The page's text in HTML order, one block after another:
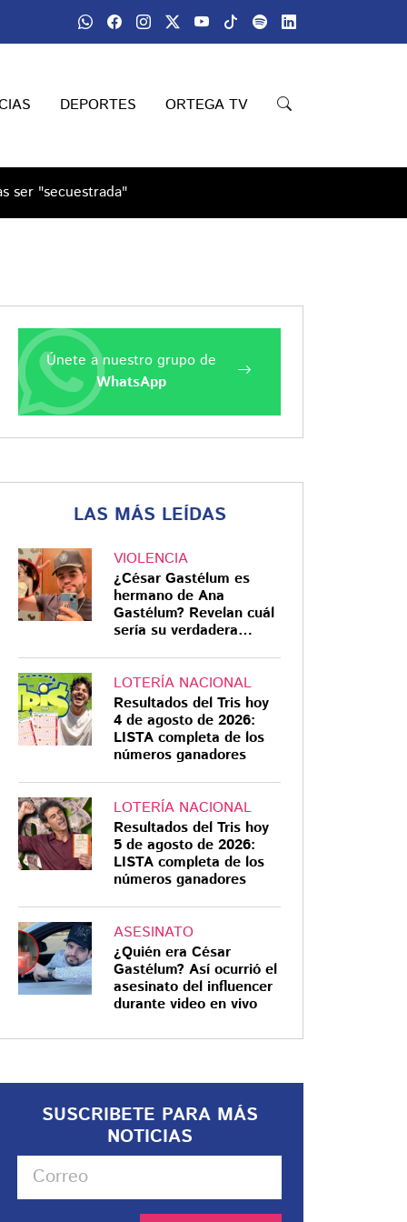
DEPORTES ORTEGA TV
ser "secuestrada"
Únete a nuestro grupo de
WhatsApp
LAS MÁS LEÍDAS
VIOLENCIA
¿César Gastélum es
hermano de Ana
Gastélum? Revelan cuál
sería su verdadera
LOTERÍA NACIONAL
Resultados del Tris hoy
4 de agosto de 2026:
LISTA completa de los
números ganadores
LOTERÍA NACIONAL
Resultados del Tris hoy
5 de agosto de 2026:
LISTA completa de los
números ganadores
ASESINATO
¿Quién era César
Gastélum? Así ocurrió el
asesinato del influencer
durante video en vivo
SUSCRIBETE PARA MÁS
NOTICIAS